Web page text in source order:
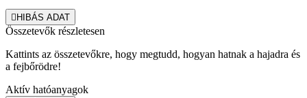
HIBÁS ADAT
Összetevők részletesen
Kattints az összetevőkre, hogy megtudd, hogyan hatnak a hajadra és
a fejbőrödre!
Aktív hatóanyagok